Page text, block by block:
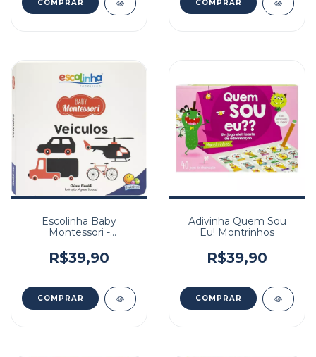
Escolinha Baby
Montessori -
R$39,90
Adivinha Quem Sou
Eu! Montrinhos
R$39,90